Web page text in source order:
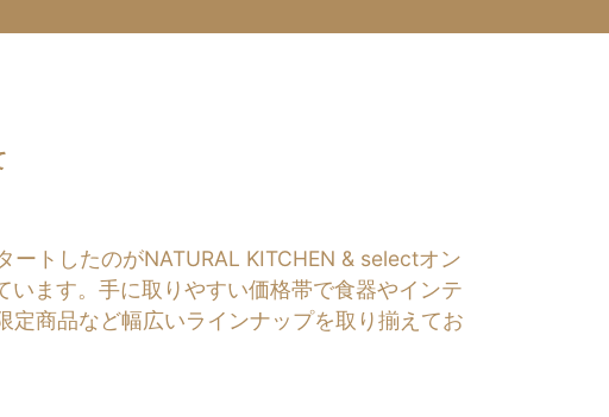
トしたのがNATURAL KITCHEN & selectオン
ます。手に取りやすい価格帯で食器やインテ
定商品など幅広いラインナップを取り揃えてお